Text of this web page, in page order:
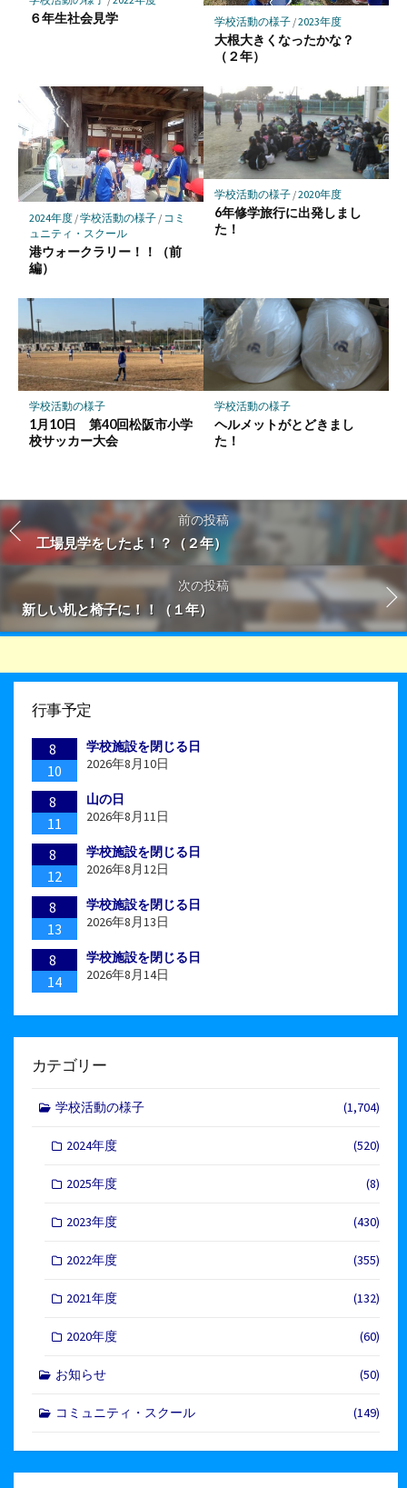
６年生社会見学 学校活動の様子/2023年度
大根大きくなったかな？
（２年）
2024年度/学校活動の様子/ コミ
ュニティ・スクール
港ウォークラリー！！（前
編）
学校活動の様子/2020年度
6年修学旅行に出発しまし
た！
学校活動の様子
1月10日 第40回松阪市小学
校サッカー大会
学校活動の様子
ヘルメットがとどきまし
た！
前の投稿
工場見学をしたよ！？（２年）
次の投稿
新しい机と椅子に！！（１年）
行事予定
8
10
学校施設を閉じる日
2026年8月10日
8
11
山の日
2026年8月11日
8
12
学校施設を閉じる日
2026年8月12日
8
13
学校施設を閉じる日
2026年8月13日
8
14
学校施設を閉じる日
2026年8月14日
カテゴリー
学校活動の様子 (1,704)
2024年度 (520)
2025年度 (8)
2023年度 (430)
2022年度 (355)
2021年度 (132)
2020年度 (60)
お知らせ (50)
コミュニティ・スクール (149)